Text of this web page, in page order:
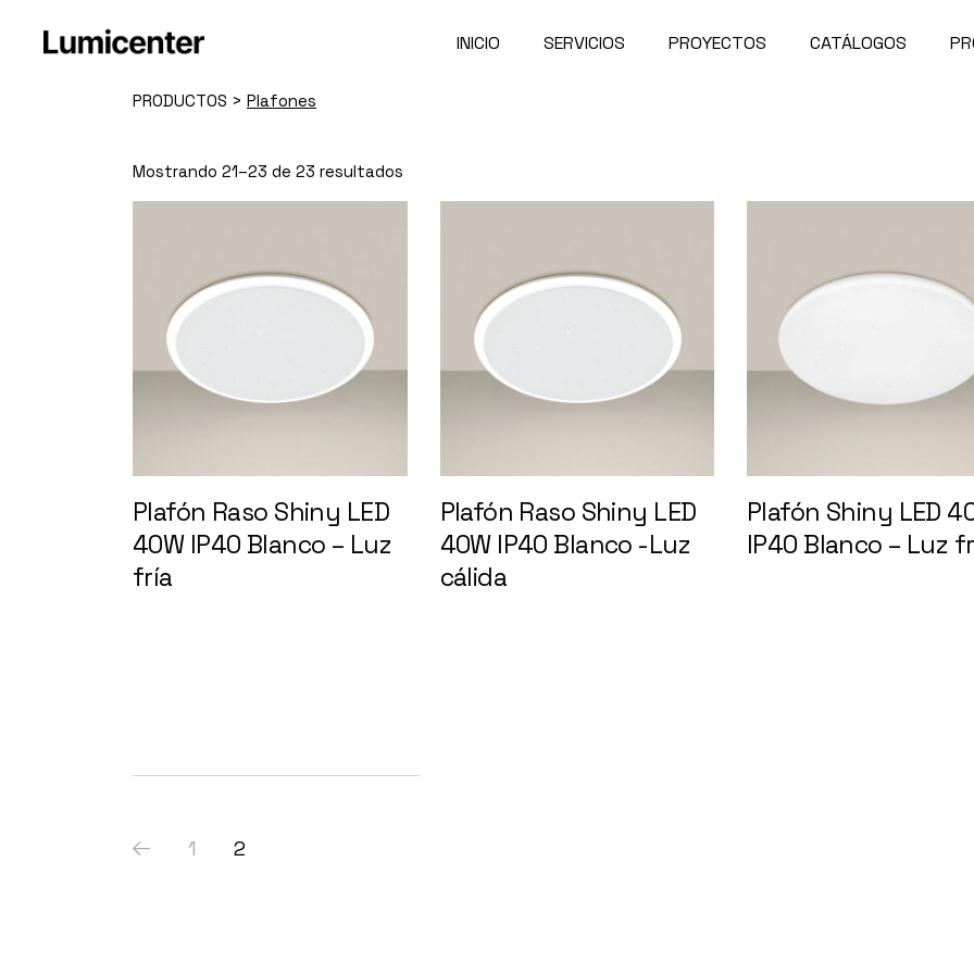
content
INICIO SERVICIOS PROYECTOS CATÁLOGOS
PRODUCTOS > Plafones
Mostrando 21–23 de 23 resultados
Plafón Raso Shiny LED
40W IP40 Blanco – Luz
fría
Plafón Raso Shiny LED
40W IP40 Blanco -Luz
cálida
Plafón Shiny LED
IP40 Blanco – Luz
1 2